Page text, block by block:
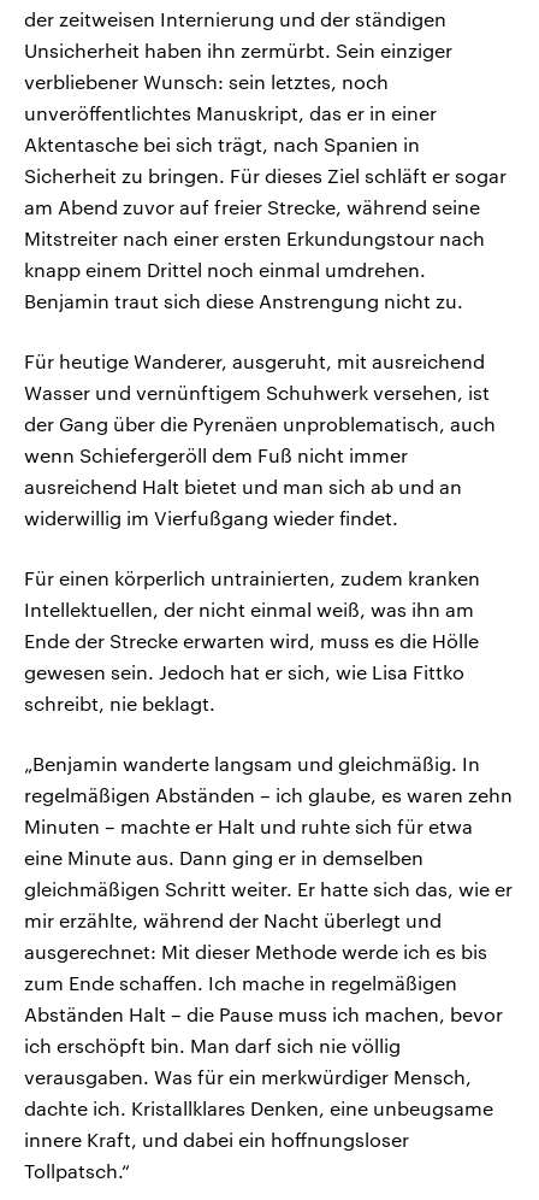
der zeitweisen Internierung und der ständigen
Unsicherheit haben ihn zermürbt. Sein einziger
verbliebener Wunsch: sein letztes, noch
unveröffentlichtes Manuskript, das er in einer
Aktentasche bei sich trägt, nach Spanien in
Sicherheit zu bringen. Für dieses Ziel schläft er sogar
am Abend zuvor auf freier Strecke, während seine
Mitstreiter nach einer ersten Erkundungstour nach
knapp einem Drittel noch einmal umdrehen.
Benjamin traut sich diese Anstrengung nicht zu.
Für heutige Wanderer, ausgeruht, mit ausreichend
Wasser und vernünftigem Schuhwerk versehen, ist
der Gang über die Pyrenäen unproblematisch, auch
wenn Schiefergeröll dem Fuß nicht immer
ausreichend Halt bietet und man sich ab und an
widerwillig im Vierfußgang wieder findet.
Für einen körperlich untrainierten, zudem kranken
Intellektuellen, der nicht einmal weiß, was ihn am
Ende der Strecke erwarten wird, muss es die Hölle
gewesen sein. Jedoch hat er sich, wie Lisa Fittko
schreibt, nie beklagt.
„Benjamin wanderte langsam und gleichmäßig. In
regelmäßigen Abständen – ich glaube, es waren zehn
Minuten – machte er Halt und ruhte sich für etwa
eine Minute aus. Dann ging er in demselben
gleichmäßigen Schritt weiter. Er hatte sich das, wie er
mir erzählte, während der Nacht überlegt und
ausgerechnet: Mit dieser Methode werde ich es bis
zum Ende schaffen. Ich mache in regelmäßigen
Abständen Halt – die Pause muss ich machen, bevor
ich erschöpft bin. Man darf sich nie völlig
verausgaben. Was für ein merkwürdiger Mensch,
dachte ich. Kristallklares Denken, eine unbeugsame
innere Kraft, und dabei ein hoffnungsloser
Tollpatsch.“